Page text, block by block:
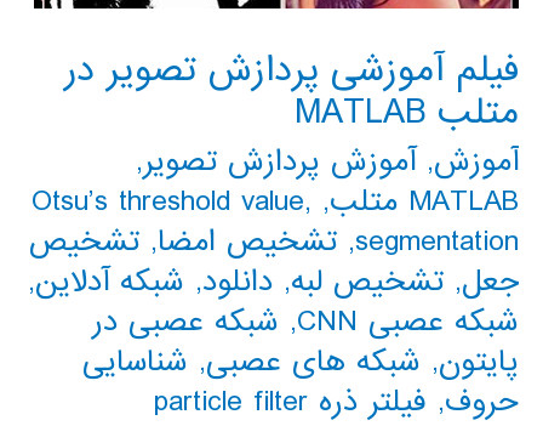
فیلم آموزشی پردازش تصویر در
متلب MATLAB
آموزش,آموزش پردازش تصویر,
MATLAB متلب
,
Otsu’s threshold value,
segmentation
, تشخیص امضا, تشخیص
جعل, تشخیص لبه, دانلود, شبکه آدلاین,
شبکه عصبی CNN
, شبکه عصبی در
پایتون, شبکه های عصبی, شناسایی
حروف, فیلتر ذره particle filter